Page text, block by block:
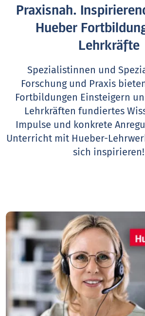
Praxisnah.
Hueber
Lehrkräfte
Spezialistinnen und
Forschung und Praxis
Fortbildungen Einsteigern
Lehrkräften fundiertes
Impulse und konkrete
Unterricht mit Hueber-
sich inspirieren!